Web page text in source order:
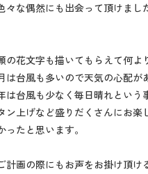
々な偶然にも出会って頂けまし
の花文字も描いてもらえて何よ
は台風も多いので天気の心配が
は台風も少なく毎日晴れという
ン上げなど盛りだくさんにお楽
ったと思います。
計画の際にもお声をお掛け頂け